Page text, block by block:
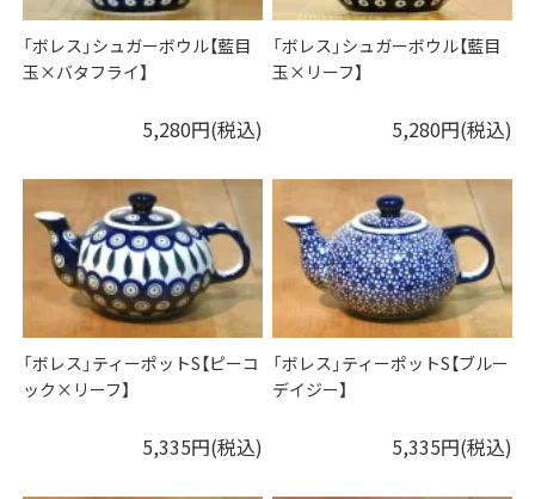
「ボレス」シュガーボウル【藍目
玉×バタフライ】
5,280円(税込)
「ボレス」シュガーボウル【藍目
玉×リーフ】
5,280円(税込)
「ボレス」ティーポットS【ピーコ
ック×リーフ】
5,335円(税込)
「ボレス」ティーポットS【ブルー
デイジー】
5,335円(税込)